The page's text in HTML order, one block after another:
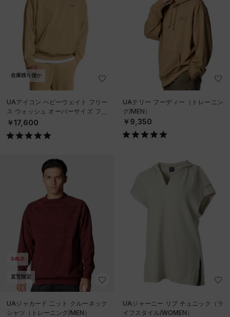
在庫残り僅か
UAアイコン ヘビーウェイト フリー
ス ウォッシュ オーバーサイズ フー
ディー（ライフスタイル/MEN）
￥17,600
UAテリー フーディー（トレーニン
グ/MEN）
￥9,350
SALE
直営限定
UAジャカード 二ット クルーネック
シャツ（トレーニング/MEN）
UAジャーニー リブ チュニック（ラ
イフスタイル/WOMEN）